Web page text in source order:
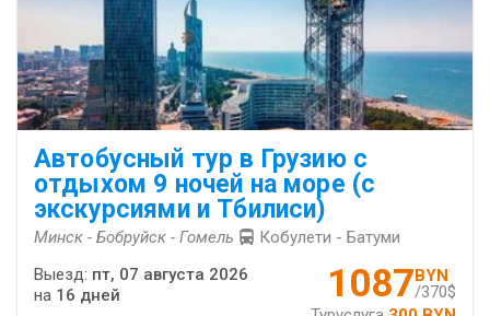
Автобусный тур в Грузию с
отдыхом 9 ночей на море (с
экскурсиями и Тбилиси)
Минск - Бобруйск - Гомель Кобулети - Батуми
1087BYN
/370$
Выезд: пт, 07 августа 2026
на 16 дней